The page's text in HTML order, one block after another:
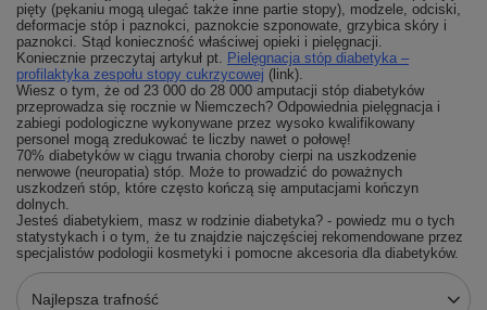
pięty (pękaniu mogą ulegać także inne partie stopy), modzele, odciski,
deformacje stóp i paznokci, paznokcie szponowate, grzybica skóry i
paznokci. Stąd konieczność właściwej opieki i pielęgnacji.
Koniecznie przeczytaj artykuł pt. Pielęgnacja stóp diabetyka –
profilaktyka zespołu stopy cukrzycowej (link).
Wiesz o tym, że od 23 000 do 28 000 amputacji stóp diabetyków
przeprowadza się rocznie w Niemczech? Odpowiednia pielęgnacja i
zabiegi podologiczne wykonywane przez wysoko kwalifikowany
personel mogą zredukować te liczby nawet o połowę!
70% diabetyków w ciągu trwania choroby cierpi na uszkodzenie
nerwowe (neuropatia) stóp. Może to prowadzić do poważnych
uszkodzeń stóp, które często kończą się amputacjami kończyn
dolnych.
Jesteś diabetykiem, masz w rodzinie diabetyka? - powiedz mu o tych
statystykach i o tym, że tu znajdzie najczęściej rekomendowane przez
specjalistów podologii kosmetyki i pomocne akcesoria dla diabetyków.
Najlepsza trafność